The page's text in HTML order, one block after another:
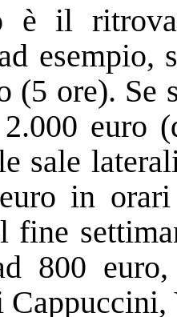
il
(5 ore). Se
euro
sale
euro in
fine
800